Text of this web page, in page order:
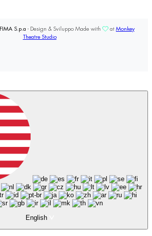
FIMA S.p.a - Design & Sviluppo Made with at Monkey
Theatre Studio
English